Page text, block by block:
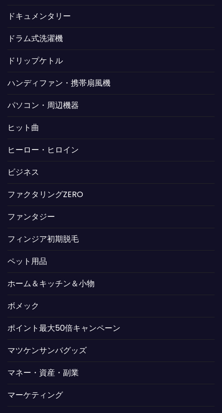
ドキュメンタリー
ドラム式洗濯機
ドリップケトル
ハンディファン・携帯扇風機
パソコン・周辺機器
ヒット曲
ヒーロー・ヒロイン
ビジネス
ファクタリングZERO
ファンタジー
フィンジア初期脱毛
ペット用品
ホーム＆キッチン＆小物
ボメック
ポイント最大50倍キャンペーン
マツケンサンバグッズ
マネー・資産・副業
マーケティング